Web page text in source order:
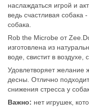
наслаждаться игрой и
ведь счастливая собака
собака.
Rob the Microbe от
изготовлена из
воде, свистит в
Удовлетворяет желание
десны. Отлично
снижения стресса у
Важно: нет игрушек,